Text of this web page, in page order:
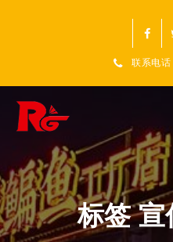
联系电
标签 宣